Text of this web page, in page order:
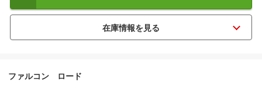
ファルコン ロード